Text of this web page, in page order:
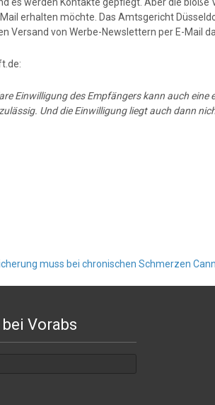
erhalten möchte. Das Amtsgericht
Versand von Werbe-Newslettern per E-Mail
Einwilligung des Empfängers kann auch eine
Und die Einwilligung liegt auch dann
muss bei chronischen Schmerzen
Vorabs